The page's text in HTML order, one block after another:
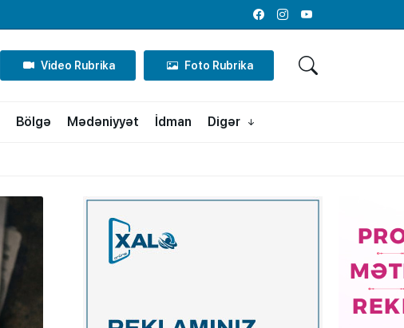
FacebookInstagramYoutube
Video Rubrika Foto Rubrika
Bölgə Mədəniyyət İdman Digər